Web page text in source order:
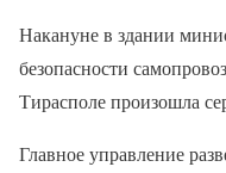
Накануне в здании
безопасности
Тирасполе произошла
Главное управление